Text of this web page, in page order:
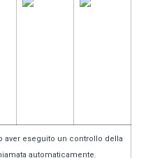
aver eseguito un controllo della
automaticamente.